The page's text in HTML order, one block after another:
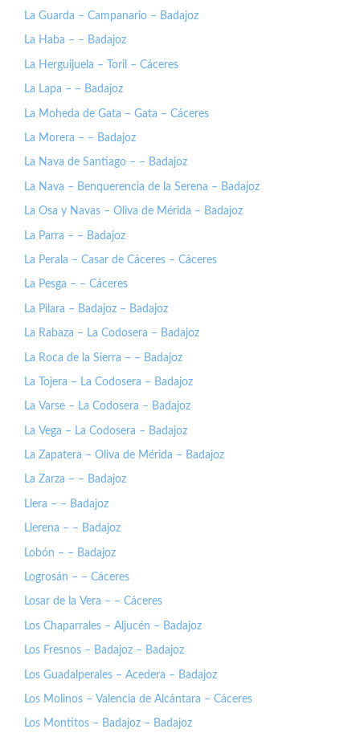
La Guarda – Campanario – Badajoz
La Haba – – Badajoz
La Herguijuela – Toril – Cáceres
La Lapa – – Badajoz
La Moheda de Gata – Gata – Cáceres
La Morera – – Badajoz
La Nava de Santiago – – Badajoz
La Nava – Benquerencia de la Serena – Badajoz
La Osa y Navas – Oliva de Mérida – Badajoz
La Parra – – Badajoz
La Perala – Casar de Cáceres – Cáceres
La Pesga – – Cáceres
La Pilara – Badajoz – Badajoz
La Rabaza – La Codosera – Badajoz
La Roca de la Sierra – – Badajoz
La Tojera – La Codosera – Badajoz
La Varse – La Codosera – Badajoz
La Vega – La Codosera – Badajoz
La Zapatera – Oliva de Mérida – Badajoz
La Zarza – – Badajoz
Llera – – Badajoz
Llerena – – Badajoz
Lobón – – Badajoz
Logrosán – – Cáceres
Losar de la Vera – – Cáceres
Los Chaparrales – Aljucén – Badajoz
Los Fresnos – Badajoz – Badajoz
Los Guadalperales – Acedera – Badajoz
Los Molinos – Valencia de Alcántara – Cáceres
Los Montitos – Badajoz – Badajoz